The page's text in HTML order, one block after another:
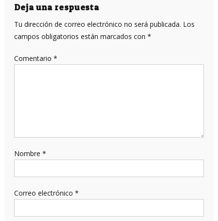
entradas
Deja una respuesta
Tu dirección de correo electrónico no será publicada. Los
campos obligatorios están marcados con *
Comentario *
Nombre *
Correo electrónico *